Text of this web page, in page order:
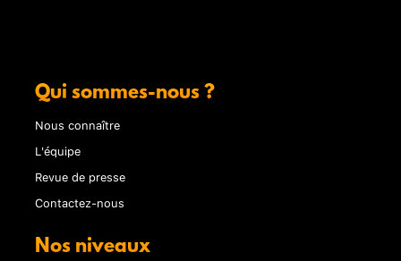
Qui sommes-nous ?
Nous connaître
L'équipe
Revue de presse
Contactez-nous
Nos niveaux